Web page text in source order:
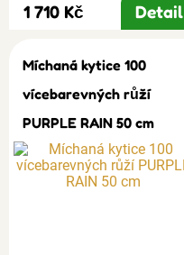
1 710 Kč Detail
Míchaná kytice 100
vícebarevných růží
PURPLE RAIN 50 cm